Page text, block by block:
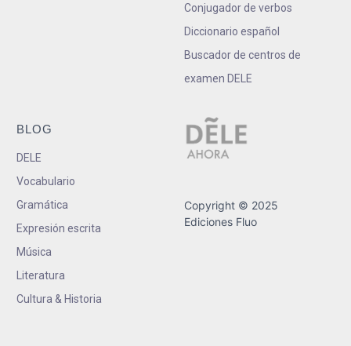
Conjugador de verbos
Diccionario español
Buscador de centros de
examen DELE
BLOG
DELE
Vocabulario
Gramática
Expresión escrita
Música
Literatura
Cultura & Historia
Copyright © 2025
Ediciones Fluo